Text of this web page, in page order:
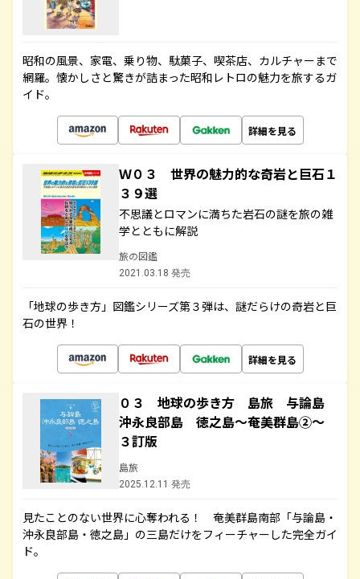
昭和の風景、家電、乗り物、駄菓子、喫茶店、カルチャーまで
網羅。懐かしさと驚きが詰まった昭和レトロの魅力を旅するガ
イド。
詳細を見る
Ｗ０３ 世界の魅力的な奇岩と巨石１
３９選
不思議とロマンに満ちた岩石の謎を旅の雑
学とともに解説
旅の図鑑
2021.03.18 発売
「地球の歩き方」図鑑シリーズ第３弾は、謎だらけの奇岩と巨
石の世界！
詳細を見る
０３ 地球の歩き方 島旅 与論島
沖永良部島 徳之島～奄美群島②～
３訂版
島旅
2025.12.11 発売
見たことのない世界に心奪われる！ 奄美群島南部「与論島・
沖永良部島・徳之島」の三島だけをフィーチャーした完全ガイ
ド。